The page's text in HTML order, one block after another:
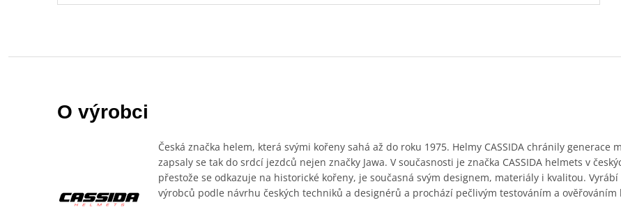
O výrobci
Česká značka helem, která svými kořeny sahá až do roku 1975. Helmy CASSIDA chránily generace
zapsaly se tak do srdcí jezdců nejen značky Jawa. V současnosti je značka CASSIDA helmets v
přestože se odkazuje na historické kořeny, je současná svým designem, materiály i kvalitou.
výrobců podle návrhu českých techniků a designérů a prochází pečlivým testováním a ověřováním